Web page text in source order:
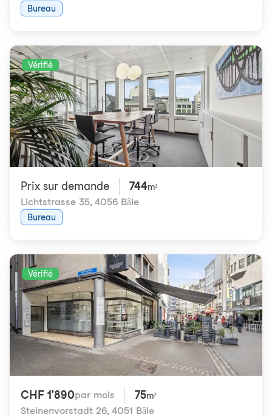
Bureau
Vérifié
Prix ​​sur demande 744m²
Lichtstrasse 35, 4056 Bâle
Bureau
Vérifié
CHF 1'890par mois 75m²
Steinenvorstadt 26, 4051 Bâle